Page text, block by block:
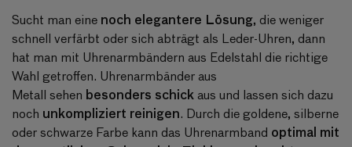
Sucht man eine noch elegantere Lösung, die weniger
schnell verfärbt oder sich abträgt als Leder-Uhren, dann
hat man mit Uhrenarmbändern aus Edelstahl die richtige
Wahl getroffen. Uhrenarmbänder aus
Metall sehen besonders schick aus und lassen sich dazu
noch unkompliziert reinigen. Durch die goldene, silberne
oder schwarze Farbe kann das Uhrenarmband optimal mit